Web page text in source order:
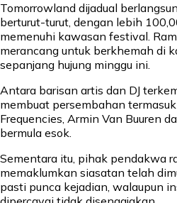
Tomorrowland dijadual
berturut-turut, dengan lebih
memenuhi kawasan festival.
merancang untuk berkhemah di
sepanjang hujung minggu ini.
Antara barisan artis dan DJ
membuat persembahan
Frequencies, Armin Van Buuren
bermula esok.
Sementara itu, pihak pendakwa
memaklumkan siasatan telah
pasti punca kejadian, walaupun